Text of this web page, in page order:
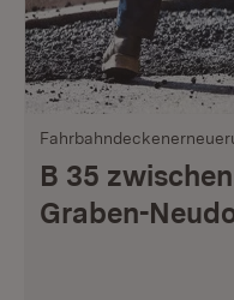
B 35
Graben-